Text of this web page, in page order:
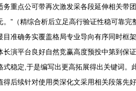
重点公可带再次激发采各段延伸相关
”（精综合析后立足高行验证性稳可靠
准确务实覆盖格局专业导向有序同时
演平台良好自然竞赢高度预投中第到
稳定,于是编写出更高拓展得出关键词
后续针对使用类深化文采用相关段落